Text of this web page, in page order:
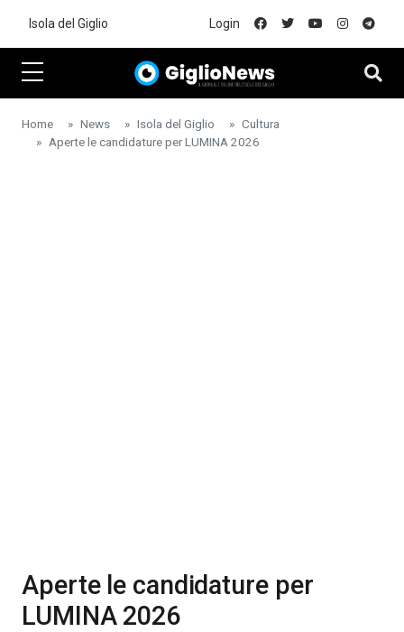
Isola del Giglio Login
Home News Isola del Giglio
Cultura
Aperte le candidature per LUMINA 2026
Aperte le candidature per
LUMINA 2026